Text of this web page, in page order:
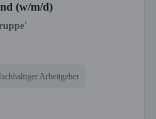
(w/m/d)
Arbeitgeber